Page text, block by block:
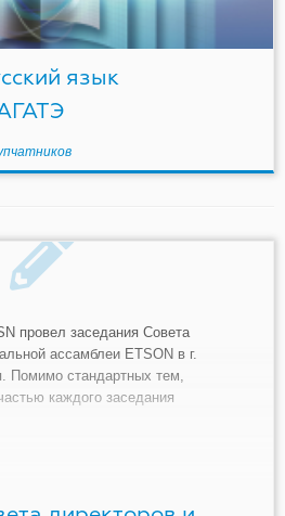
язык
провел заседания Совета
ассамблеи ETSON в г.
Помимо стандартных тем,
каждого заседания
[…]